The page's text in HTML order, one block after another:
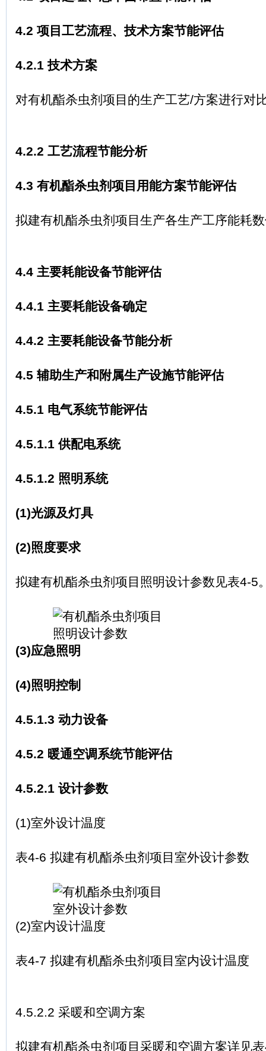
4.2 项目工艺流程、技术方案节能评估
4.2.1 技术方案
对有机酯杀虫剂项目的生产工艺/方案进行对
4.2.2 工艺流程节能分析
4.3 有机酯杀虫剂项目用能方案节能评估
拟建有机酯杀虫剂项目生产各生产工序能耗
4.4 主要耗能设备节能评估
4.4.1 主要耗能设备确定
4.4.2 主要耗能设备节能分析
4.5 辅助生产和附属生产设施节能评估
4.5.1 电气系统节能评估
4.5.1.1 供配电系统
4.5.1.2 照明系统
(1)光源及灯具
(2)照度要求
拟建有机酯杀虫剂项目照明设计参数见表4-5
(3)应急照明
(4)照明控制
4.5.1.3 动力设备
4.5.2 暖通空调系统节能评估
4.5.2.1 设计参数
(1)室外设计温度
表4-6 拟建有机酯杀虫剂项目室外设计参数
(2)室内设计温度
表4-7 拟建有机酯杀虫剂项目室内设计温度
4.5.2.2 采暖和空调方案
拟建有机酯杀虫剂项目采暖和空调方案详见